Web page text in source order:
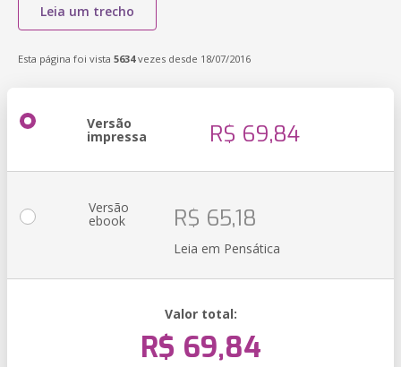
Leia um trecho
Esta página foi vista 5634vezes desde 18/07/2016
Versão
impressa R$ 69,84
Versão
ebook R$ 65,18
Leia em Pensática
Valor total:
R$ 69,84